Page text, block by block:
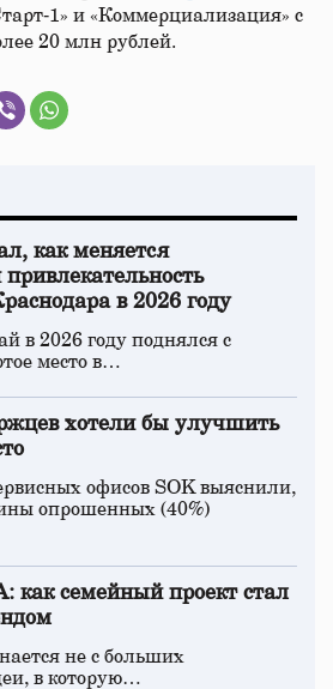
и «Коммерциализация» с
20 млн рублей.
как меняется
в 2026 году
в 2026 году поднялся с
место в…
хотели бы улучшить
офисов SOK выяснили,
опрошенных (40%)
как семейный проект стал
не с больших
в которую…